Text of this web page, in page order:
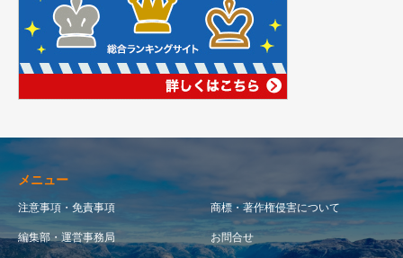
メニュー
注意事項・免責事項 商標・著作権侵害について
編集部・運営事務局 お問合せ